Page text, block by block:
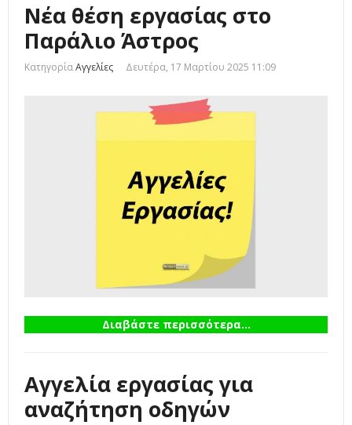
Νέα θέση εργασίας στο
Παράλιο Άστρος
ΚατηγορίαΑγγελίες Δευτέρα, 17 Μαρτίου 2025 11:09
Διαβάστε περισσότερα...
Αγγελία εργασίας για
αναζήτηση οδηγών